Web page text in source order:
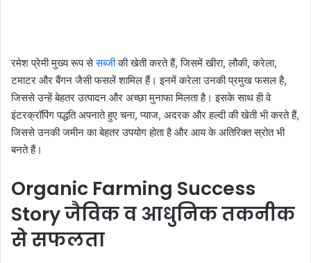
रमेश प्रेमी मुख्य रूप सेसब्जीकी खेती करते हैं, जिसमें खीरा, लौकी, करेला,
टमाटर और बैंगन जैसी फसलें शामिल हैं। इनमें करेला उनकी प्रमुख फसल है,
जिससे उन्हें बेहतर उत्पादन और अच्छा मुनाफा मिलता है। इसके साथ ही वे
इंटरक्रॉपिंग पद्धति अपनाते हुए चना, प्याज, अदरक और हल्दी की खेती भी करते हैं,
जिससे उनकी जमीन का बेहतर उपयोग होता है और आय के अतिरिक्त स्रोत भी
बनते हैं।
Organic Farming Success
Story जैविक व आधुनिक तकनीक
से सफलता